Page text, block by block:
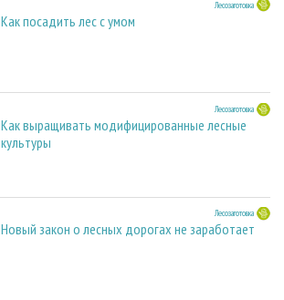
Лесозаготовка
Как посадить лес с умом
Лесозаготовка
Как выращивать модифицированные лесные
культуры
Лесозаготовка
Новый закон о лесных дорогах не заработает